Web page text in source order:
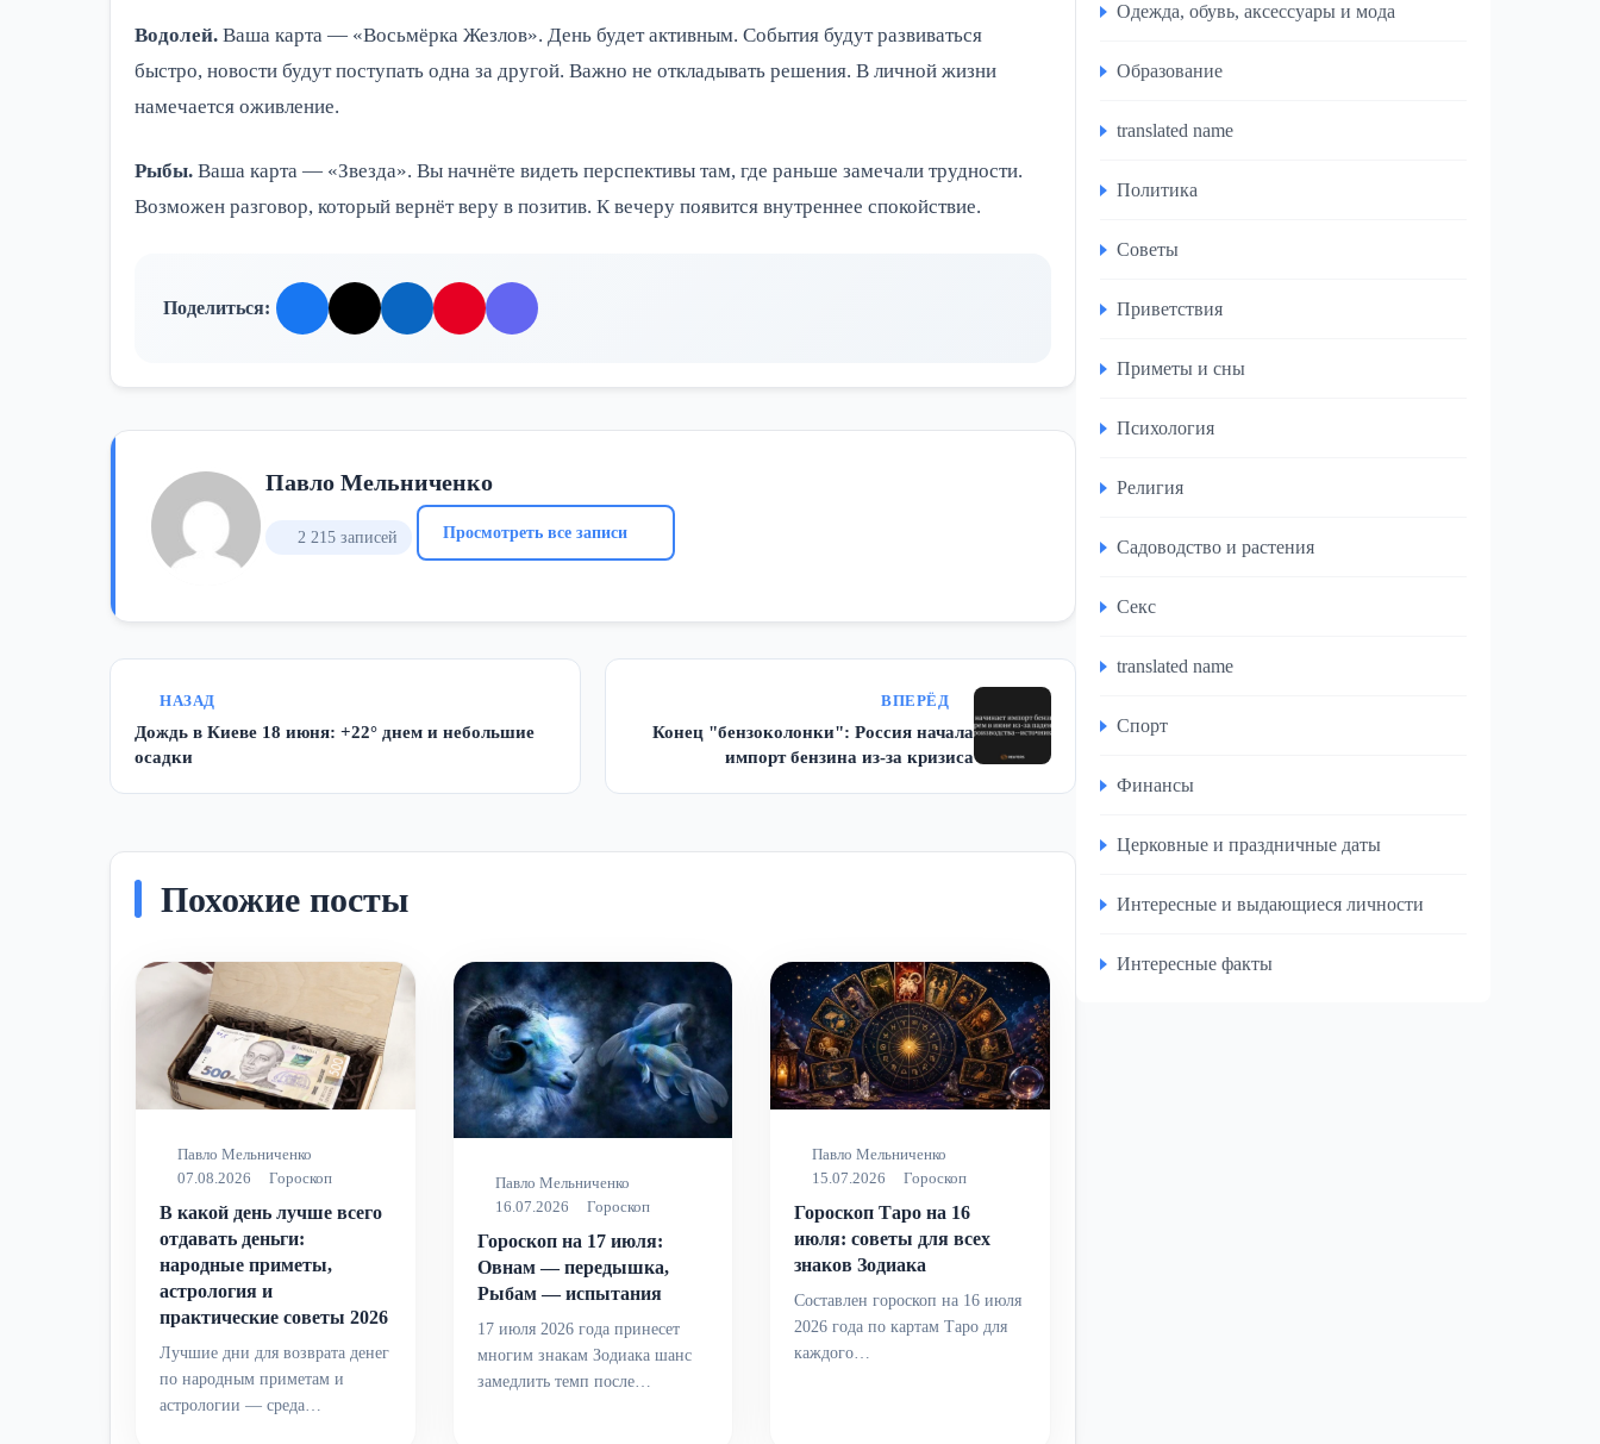
Водолей. Ваша карта — «Восьмёрка Жезлов». День будет активным. События будут развиваться
быстро, новости будут поступать одна за другой. Важно не откладывать решения. В личной жизни
намечается оживление.
Рыбы. Ваша карта — «Звезда». Вы начнёте видеть перспективы там, где раньше замечали трудности.
Возможен разговор, который вернёт веру в позитив. К вечеру появится внутреннее спокойствие.
Поделиться:
Павло Мельниченко
2 215 записей Просмотреть все записи
НАЗАД
Дождь в Киеве 18 июня: +22° днем и небольшие
осадки
ВПЕРЁД
Конец "бензоколонки": Россия начала
импорт бензина из-за кризиса
Похожие посты
Павло Мельниченко
07.08.2026
Гороскоп
В какой день лучше всего
отдавать деньги:
народные приметы,
астрология и
практические советы 2026
Лучшие дни для возврата денег
по народным приметам и
астрологии — среда…
Павло Мельниченко
16.07.2026
Гороскоп
Гороскоп на 17 июля:
Овнам — передышка,
Рыбам — испытания
17 июля 2026 года принесет
многим знакам Зодиака шанс
замедлить темп после…
Павло Мельниченко
15.07.2026
Гороскоп
Гороскоп Таро на 16
июля: советы для всех
знаков Зодиака
Составлен гороскоп на 16 июля
2026 года по картам Таро для
каждого…
Одежда, обувь, аксессуары и мода
Образование
translated name
Политика
Советы
Приветствия
Приметы и сны
Психология
Религия
Садоводство и растения
Секс
translated name
Спорт
Финансы
Церковные и праздничные даты
Интересные и выдающиеся личности
Интересные факты